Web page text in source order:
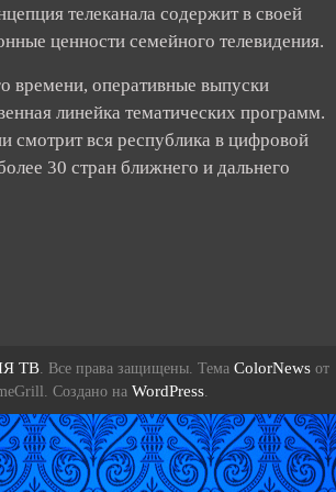
телеканала содержит в своей
ценности семейного телевидения.
времени, оперативные выпуски
линейка тематических программ.
смотрит вся республика в цифровой
30 стран ближнего и дальнего
ТВ . Все права защищены. Тема ColorNews от
Создано на WordPress